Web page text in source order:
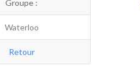
Groupe :
Waterloo
Retour